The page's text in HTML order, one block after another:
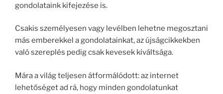
gondolataink kifejezése is.
Csakis személyesen vagy levélben lehetne megosztani
más emberekkel a gondolatainkat, az újságcikkekben
való szereplés pedig csak kevesek kiváltsága.
Mára a világ teljesen átformálódott: az internet
lehetőséget ad rá, hogy minden gondolatunkat